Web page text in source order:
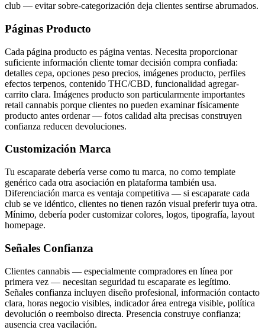
club — evitar sobre-categorización deja clientes sentirse abrumados.
Páginas Producto
Cada página producto es página ventas. Necesita proporcionar
suficiente información cliente tomar decisión compra confiada:
detalles cepa, opciones peso precios, imágenes producto, perfiles
efectos terpenos, contenido THC/CBD, funcionalidad agregar-
carrito clara. Imágenes producto son particularmente importantes
retail cannabis porque clientes no pueden examinar físicamente
producto antes ordenar — fotos calidad alta precisas construyen
confianza reducen devoluciones.
Customización Marca
Tu escaparate debería verse como tu marca, no como template
genérico cada otra asociación en plataforma también usa.
Diferenciación marca es ventaja competitiva — si escaparate cada
club se ve idéntico, clientes no tienen razón visual preferir tuya otra.
Mínimo, debería poder customizar colores, logos, tipografía, layout
homepage.
Señales Confianza
Clientes cannabis — especialmente compradores en línea por
primera vez — necesitan seguridad tu escaparate es legítimo.
Señales confianza incluyen diseño profesional, información contacto
clara, horas negocio visibles, indicador área entrega visible, política
devolución o reembolso directa. Presencia construye confianza;
ausencia crea vacilación.